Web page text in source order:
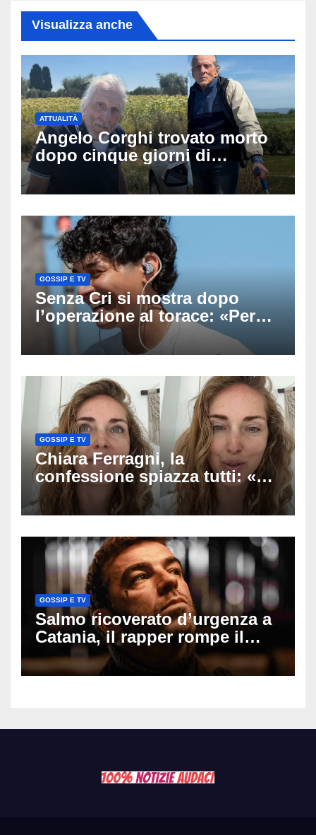
Visualizza anche
ATTUALITÀ
Angelo Corghi trovato morto
dopo cinque giorni di
ricerche: il giallo dell’80enne
scomparso dopo essere
GOSSIP E TV
Senza Cri si mostra dopo
l’operazione al torace: «Per
anni mi sentivo in trappola», il
racconto sul difficile percorso
GOSSIP E TV
Chiara Ferragni, la
confessione spiazza tutti: «Un
mio ex voleva che mi rifacessi
il seno». Poi svela i ritocchi di
GOSSIP E TV
Salmo ricoverato d’urgenza a
Catania, il rapper rompe il
silenzio dopo la notte in
ospedale: come sta e cosa